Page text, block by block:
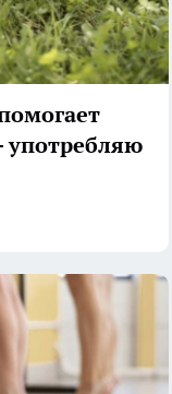
употребляю